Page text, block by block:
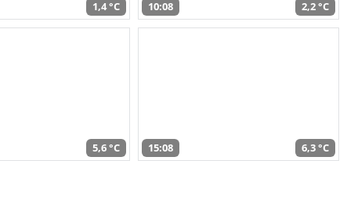
1,4 °C 10:08 2,2 °C
5,6 °C 15:08 6,3 °C